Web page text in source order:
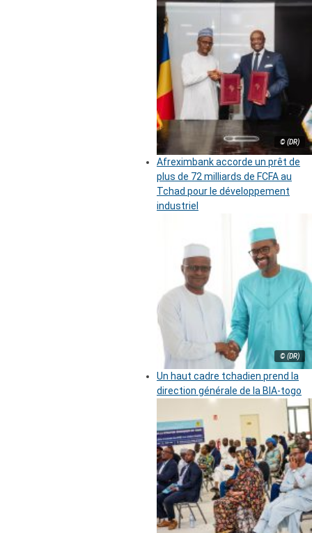
© (DR)
Afreximbank accorde un prêt de
plus de 72 milliards de FCFA au
Tchad pour le développement
industriel
© (DR)
Un haut cadre tchadien prend la
direction générale de la BIA-togo